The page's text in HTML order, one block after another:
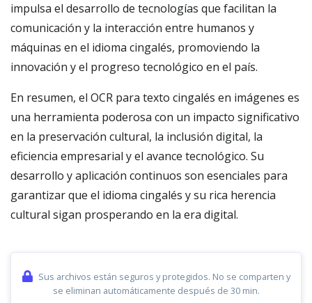
impulsa el desarrollo de tecnologías que facilitan la
comunicación y la interacción entre humanos y
máquinas en el idioma cingalés, promoviendo la
innovación y el progreso tecnológico en el país.
En resumen, el OCR para texto cingalés en imágenes es
una herramienta poderosa con un impacto significativo
en la preservación cultural, la inclusión digital, la
eficiencia empresarial y el avance tecnológico. Su
desarrollo y aplicación continuos son esenciales para
garantizar que el idioma cingalés y su rica herencia
cultural sigan prosperando en la era digital.
Sus archivos están seguros y protegidos. No se comparten y
se eliminan automáticamente después de 30 min.